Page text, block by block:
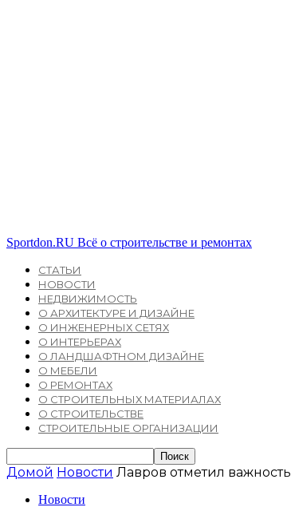
Sportdon.RU Всё о строительстве и ремонтах
СТАТЬИ
НОВОСТИ
НЕДВИЖИМОСТЬ
О АРХИТЕКТУРЕ И ДИЗАЙНЕ
О ИНЖЕНЕРНЫХ СЕТЯХ
О ИНТЕРЬЕРАХ
О ЛАНДШАФТНОМ ДИЗАЙНЕ
О МЕБЕЛИ
О РЕМОНТАХ
О СТРОИТЕЛЬНЫХ МАТЕРИАЛАХ
О СТРОИТЕЛЬСТВЕ
СТРОИТЕЛЬНЫЕ ОРГАНИЗАЦИИ
Домой Новости Лавров отметил
Новости